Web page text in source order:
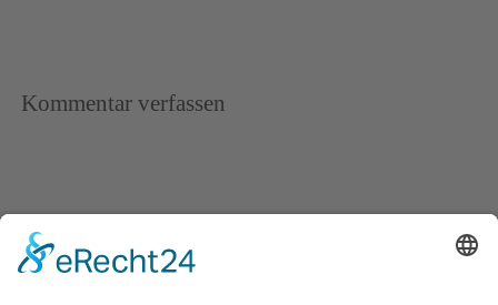
Kommentar verfassen